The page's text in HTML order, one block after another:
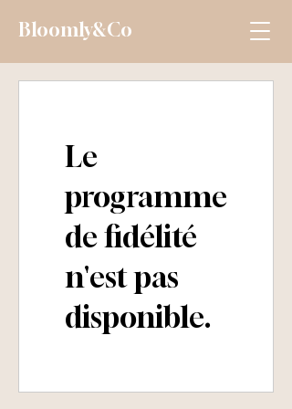
Bloomly&Co
Le
programme
de fidélité
n'est pas
disponible.